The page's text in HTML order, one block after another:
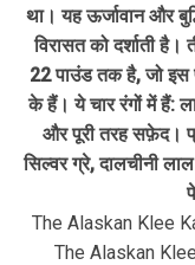
था। यह ऊर्जावान और
विरासत को दर्शाती
22 पाउंड तक है, जो इस
के हैं। ये चार रंगों में
और पूरी तरह सफ़ेद।
सिल्वर ग्रे, दालचीनी
The Alaskan Klee
The Alaskan